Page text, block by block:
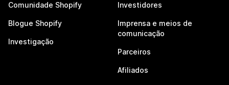
Comunidade Shopify
Blogue Shopify
Investigação
Investidores
Imprensa e meios de
comunicação
Parceiros
Afiliados